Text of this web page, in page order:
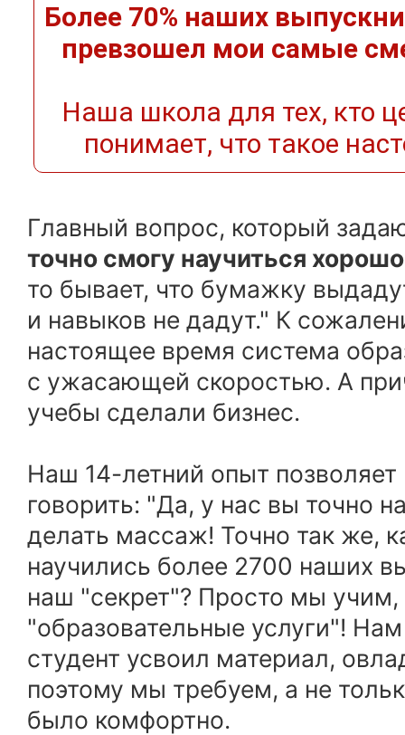
Более 70% наших
превзошел мои самые
Наша школа для тех, кто
понимает, что такое
Главный вопрос, который
точно смогу научиться
то бывает, что бумажку
и навыков не дадут." К
настоящее время система
с ужасающей скоростью. А
учебы сделали бизнес.
Наш 14-летний опыт
говорить: "Да, у нас вы точно
делать массаж! Точно так же,
научились более 2700 наших
наш "секрет"? Просто мы
"образовательные услуги"!
студент усвоил материал,
поэтому мы требуем, а не
было комфортно.